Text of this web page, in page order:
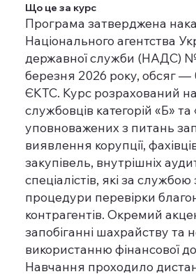
Що це за курс
Програма затверджена
Національного агентства
державної служби (НАДС)
березня 2026 року, обсяг —
ЄКТС. Курс розрахований
службовців категорій «Б» та
уповноважених з питань
виявлення корупції,
закупівель, внутрішніх
спеціалістів, які за
процедури перевірки
контрагентів. Окремий
запобіганні шахрайству та
використанню фінансової
Навчання проходило